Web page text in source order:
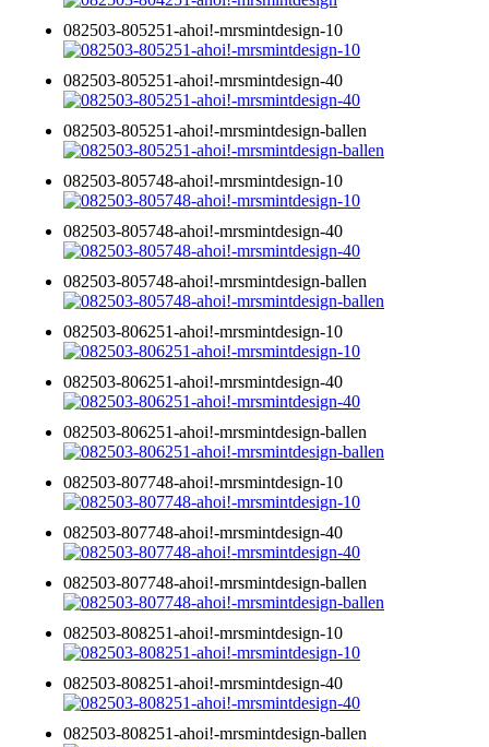
082503-805251-ahoi!-mrsmintdesign-10
082503-805251-ahoi!-mrsmintdesign-40
082503-805251-ahoi!-mrsmintdesign-ballen
082503-805748-ahoi!-mrsmintdesign-10
082503-805748-ahoi!-mrsmintdesign-40
082503-805748-ahoi!-mrsmintdesign-ballen
082503-806251-ahoi!-mrsmintdesign-10
082503-806251-ahoi!-mrsmintdesign-40
082503-806251-ahoi!-mrsmintdesign-ballen
082503-807748-ahoi!-mrsmintdesign-10
082503-807748-ahoi!-mrsmintdesign-40
082503-807748-ahoi!-mrsmintdesign-ballen
082503-808251-ahoi!-mrsmintdesign-10
082503-808251-ahoi!-mrsmintdesign-40
082503-808251-ahoi!-mrsmintdesign-ballen